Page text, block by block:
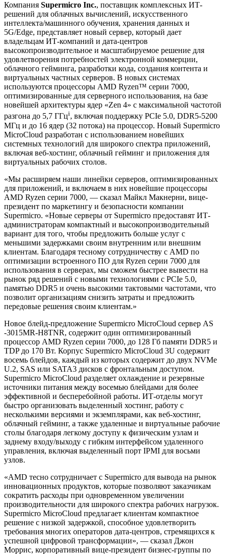
Компания Supermicro Inc., поставщик комплексных ИТ-
решений для облачных вычислений, искусственного
интеллекта/машинного обучения, хранения данных и
5G/Edge, представляет новый сервер, который дает
владельцам ИТ-компаний и дата-центров
высокопроизводительное и масштабируемое решение для
удовлетворения потребностей электронной коммерции,
облачного гейминга, разработки кода, создания контента и
виртуальных частных серверов. В новых системах
используются процессоры AMD Ryzen™ серии 7000,
оптимизированные для серверного использования, на базе
новейшей архитектуры ядер «Zen 4» с максимальной частотой
разгона до 5,7 ГГцi, включая поддержку PCIe 5.0, DDR5-5200
МГц и до 16 ядер (32 потока) на процессор. Новый Supermicro
MicroCloud разработан с использованием новейших
системных технологий для широкого спектра приложений,
включая веб-хостинг, облачный гейминг и приложения для
виртуальных рабочих столов.
«Мы расширяем наши линейки серверов, оптимизированных
для приложений, и включаем в них новейшие процессоры
AMD Ryzen серии 7000, — сказал Майкл Макнерни, вице-
президент по маркетингу и безопасности компании
Supermicro. «Новые серверы от Supermicro предоставят ИТ-
администраторам компактный и высокопроизводительный
вариант для того, чтобы предложить больше услуг с
меньшими задержками своим внутренним или внешним
клиентам. Благодаря тесному сотрудничеству с AMD по
оптимизации встроенного ПО для Ryzen серии 7000 для
использования в серверах, мы сможем быстрее вывести на
рынок ряд решений с новыми технологиями с PCIe 5.0,
памятью DDR5 и очень высокими тактовыми частотами, что
позволит организациям снизить затраты и предложить
передовые решения своим клиентам.»
Новое блейд-предложение Supermicro MicroCloud сервер AS
-3015MR-H8TNR, содержит один оптимизированный
процессор AMD Ryzen серии 7000, до 128 Гб памяти DDR5 и
TDP до 170 Вт. Корпус Supermicro MicroCloud 3U содержит
восемь блейдов, каждый из которых содержит до двух NVMe
U.2, SAS или SATA3 дисков с фронтальным доступом.
Supermicro MicroCloud разделяет охлаждение и резервные
источники питания между восемью блейдами для более
эффективной и бесперебойной работы. ИТ-отделы могут
быстро организовать выделенный хостинг, работу с
несколькими версиями и экземплярами, как веб-хостинг,
облачный гейминг, а также удаленные и виртуальные рабочие
столы благодаря легкому доступу к физическим узлам и
заднему входу/выходу с гибким интерфейсом удаленного
управления, включая выделенный порт IPMI для восьми
узлов.
«AMD тесно сотрудничает с Supermicro для вывода на рынок
инновационных продуктов, которые позволяют заказчикам
сократить расходы при одновременном увеличении
производительности для широкого спектра рабочих нагрузок.
Supermicro MicroCloud предлагает клиентам компактное
решение с низкой задержкой, способное удовлетворить
требования многих операторов дата-центров, стремящихся к
успешной цифровой трансформации», — сказал Джон
Моррис, корпоративный вице-президент бизнес-группы по